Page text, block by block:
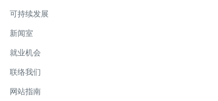
可持续发展
新闻室
就业机会
联络我们
网站指南